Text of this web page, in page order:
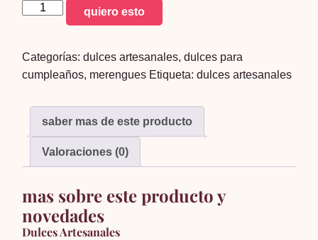
merengues
x
30
quiero esto
Categorías:dulces artesanales,dulces para
cumpleaños, merengues Etiqueta:dulces artesanales
saber mas de este producto
Valoraciones (0)
mas sobre este producto y
novedades
Dulces Artesanales